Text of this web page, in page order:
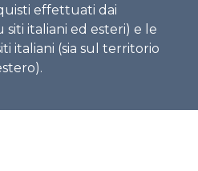
effettuati dai
siti italiani ed esteri) e le
italiani (sia sul territorio